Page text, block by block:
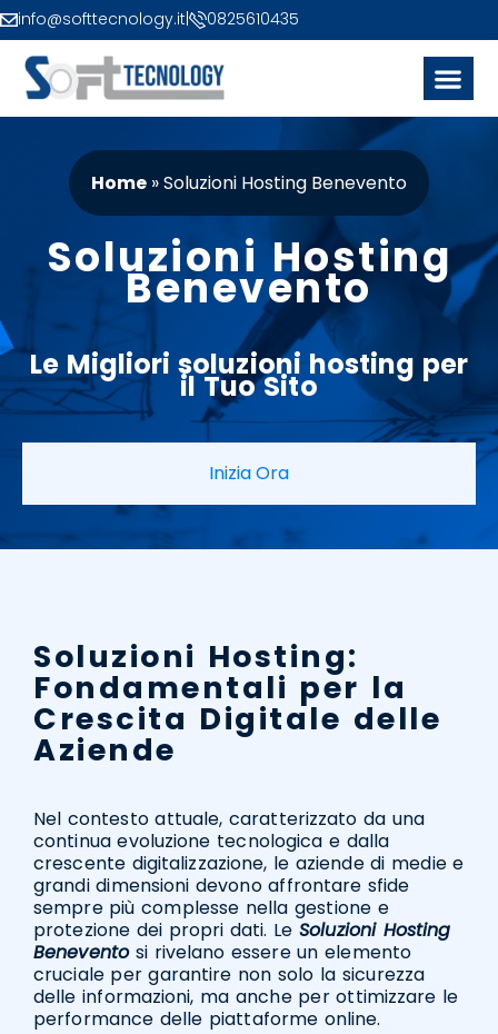
info@softtecnology.it 0825610435
Home »Soluzioni Hosting Benevento
Soluzioni Hosting
Benevento
Le Migliori soluzioni hosting per
il TuoSito
Inizia Ora
Soluzioni Hosting:
Fondamentali per la
Crescita Digitale delle
Aziende
Nel contesto attuale, caratterizzato da una
continua evoluzione tecnologica e dalla
crescente digitalizzazione, le aziende di medie e
grandi dimensioni devono affrontare sfide
sempre più complesse nella gestione e
protezione dei propri dati. LeSoluzioni Hosting
Beneventosi rivelano essere un elemento
cruciale per garantire non solo la sicurezza
delle informazioni, ma anche per ottimizzare le
performance delle piattaforme online.